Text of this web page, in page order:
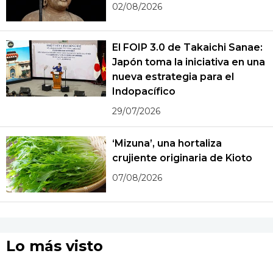
02/08/2026
El FOIP 3.0 de Takaichi Sanae:
Japón toma la iniciativa en una
nueva estrategia para el
Indopacífico
29/07/2026
‘Mizuna’, una hortaliza
crujiente originaria de Kioto
07/08/2026
Lo más visto